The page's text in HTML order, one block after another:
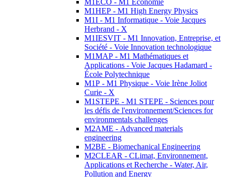
M1ECO - M1 Economie
M1HEP - M1 High Energy Physics
M1I - M1 Informatique - Voie Jacques
Herbrand - X
M1IESVIT - M1 Innovation, Entreprise, et
Société - Voie Innovation technologique
M1MAP - M1 Mathématiques et
Applications - Voie Jacques Hadamard -
École Polytechnique
M1P - M1 Physique - Voie Irène Joliot
Curie - X
M1STEPE - M1 STEPE - Sciences pour
les défis de l'environnement/Sciences for
environmentals challenges
M2AME - Advanced materials
engineering
M2BE - Biomechanical Engineering
M2CLEAR - CLimat, Environnement,
Applications et Recherche - Water, Air,
Pollution and Energy